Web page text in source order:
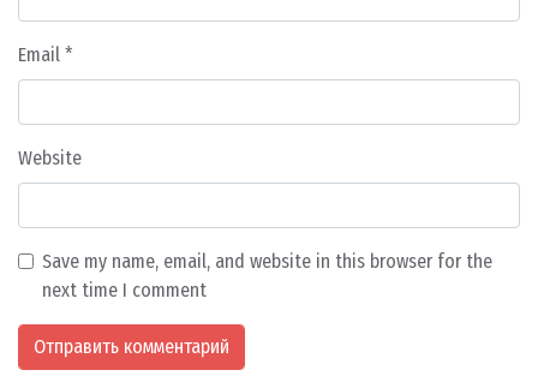
Email *
Website
Save my name, email, and website in this browser for the
next time I comment